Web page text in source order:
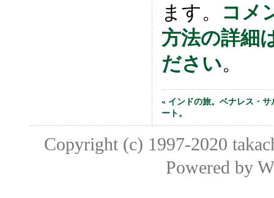
ます。
コメ
方法の詳細
ださい。
« インドの旅。ベナレス・サ
ート。
Copyright (c) 1997-2020
Powered by